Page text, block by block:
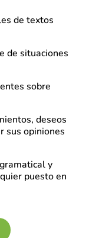
de textos
de situaciones
sobre
deseos
sus opiniones
y
puesto en